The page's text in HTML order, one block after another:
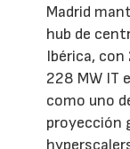
Madrid
hub de
Ibérica,
228 MW IT
como uno
proyección